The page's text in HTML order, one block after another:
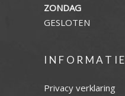
ZONDAG
GESLOTEN
INFORMATIE
Privacy verklaring